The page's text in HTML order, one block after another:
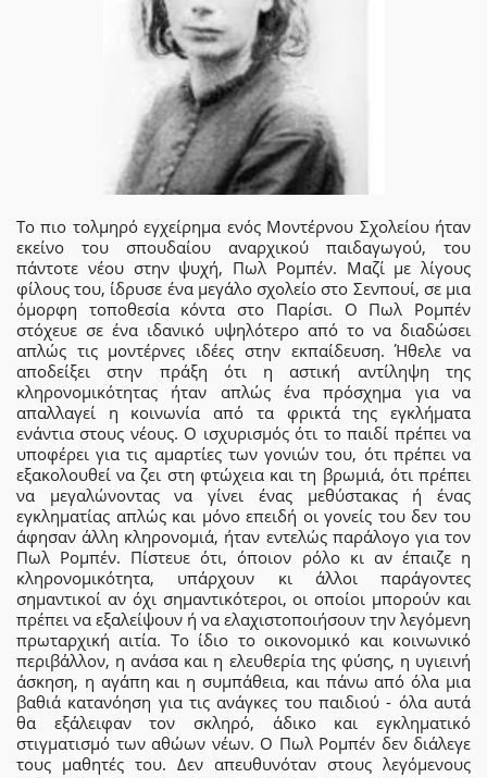
Το πιο τολμηρό εγχείρημα ενός Μοντέρνου Σχολείου ήταν
εκείνο του σπουδαίου αναρχικού παιδαγωγού, του
πάντοτε νέου στην ψυχή, Πωλ Ρομπέν. Μαζί με λίγους
φίλους του, ίδρυσε ένα μεγάλο σχολείο στο Σενπουί, σε μια
όμορφη τοποθεσία κόντα στο Παρίσι. Ο Πωλ Ρομπέν
στόχευε σε ένα ιδανικό υψηλότερο από το να διαδώσει
απλώς τις μοντέρνες ιδέες στην εκπαίδευση. Ήθελε να
αποδείξει στην πράξη ότι η αστική αντίληψη της
κληρονομικότητας ήταν απλώς ένα πρόσχημα για να
απαλλαγεί η κοινωνία από τα φρικτά της εγκλήματα
ενάντια στους νέους. Ο ισχυρισμός ότι το παιδί πρέπει να
υποφέρει για τις αμαρτίες των γονιών του, ότι πρέπει να
εξακολουθεί να ζει στη φτώχεια και τη βρωμιά, ότι πρέπει
να μεγαλώνοντας να γίνει ένας μεθύστακας ή ένας
εγκληματίας απλώς και μόνο επειδή οι γονείς του δεν του
άφησαν άλλη κληρονομιά, ήταν εντελώς παράλογο για τον
Πωλ Ρομπέν. Πίστευε ότι, όποιον ρόλο κι αν έπαιζε η
κληρονομικότητα, υπάρχουν κι άλλοι παράγοντες
σημαντικοί αν όχι σημαντικότεροι, οι οποίοι μπορούν και
πρέπει να εξαλείψουν ή να ελαχιστοποιήσουν την λεγόμενη
πρωταρχική αιτία. Το ίδιο το οικονομικό και κοινωνικό
περιβάλλον, η ανάσα και η ελευθερία της φύσης, η υγιεινή
άσκηση, η αγάπη και η συμπάθεια, και πάνω από όλα μια
βαθιά κατανόηση για τις ανάγκες του παιδιού - όλα αυτά
θα εξάλειφαν τον σκληρό, άδικο και εγκληματικό
στιγματισμό των αθώων νέων. Ο Πωλ Ρομπέν δεν διάλεγε
τους μαθητές του. Δεν απευθυνόταν στους λεγόμενους